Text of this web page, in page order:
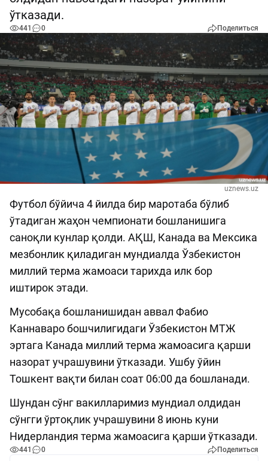
ўтказади.
441 0 Поделиться
uznews.uz
Футбол бўйича 4 йилда бир маротаба бўлиб
ўтадиган жаҳон чемпионати бошланишига
саноқли кунлар қолди. АҚШ, Канада ва Мексика
мезбонлик қиладиган мундиалда Ўзбекистон
миллий терма жамоаси тарихда илк бор
иштирок этади.
Мусобақа бошланишидан аввал Фабио
Каннаваро бошчилигидаги Ўзбекистон МТЖ
эртага Канада миллий терма жамоасига қарши
назорат учрашувини ўтказади. Ушбу ўйин
Тошкент вақти билан соат 06:00 да бошланади.
Шундан сўнг вакилларимиз мундиал олдидан
сўнгги ўртоқлик учрашувини 8 июнь куни
Нидерландия терма жамоасига қарши ўтказади.
441 0 Поделиться